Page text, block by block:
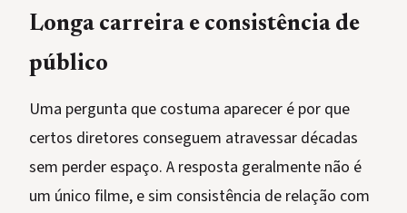
Longa carreira e consistência de
público
Uma pergunta que costuma aparecer é por que
certos diretores conseguem atravessar décadas
sem perder espaço. A resposta geralmente não é
um único filme, e sim consistência de relação com